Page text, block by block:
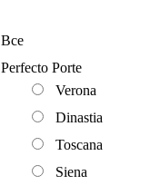
Все
Perfecto Porte
Verona
Dinastia
Toscana
Siena